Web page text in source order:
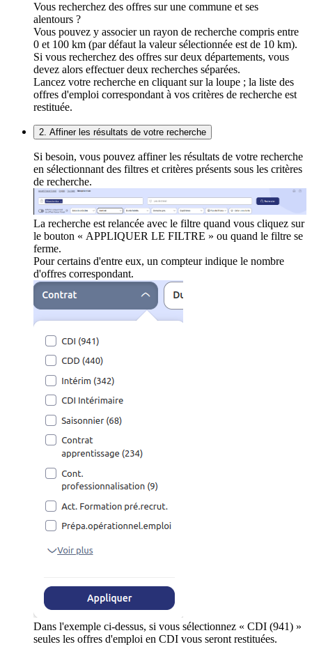
Vous recherchez des offres sur une commune et ses
alentours ?
Vous pouvez y associer un rayon de recherche compris entre
0 et 100 km (par défaut la valeur sélectionnée est de 10 km).
Si vous recherchez des offres sur deux départements, vous
devez alors effectuer deux recherches séparées.
Lancez votre recherche en cliquant sur la loupe ; la liste des
offres d'emploi correspondant à vos critères de recherche est
restituée.
2. Affiner les résultats de votre recherche
Si besoin, vous pouvez affiner les résultats de votre recherche
en sélectionnant des filtres et critères présents sous les critères
de recherche.
La recherche est relancée avec le filtre quand vous cliquez sur
le bouton « APPLIQUER LE FILTRE » ou quand le filtre se
ferme.
Pour certains d'entre eux, un compteur indique le nombre
d'offres correspondant.
Dans l'exemple ci-dessus, si vous sélectionnez « CDI (941) »
seules les offres d'emploi en CDI vous seront restituées.